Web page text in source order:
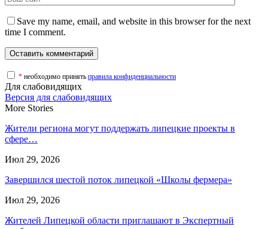
Save my name, email, and website in this browser for the next
time I comment.
* необходимо принять правила конфиденциальности
Для слабовидящих
Версия для слабовидящих
More Stories
Жители региона могут поддержать липецкие проекты в
сфере…
Июл 29, 2026
Завершился шестой поток липецкой «Школы фермера»
Июл 29, 2026
Жителей Липецкой области приглашают в Экспертный